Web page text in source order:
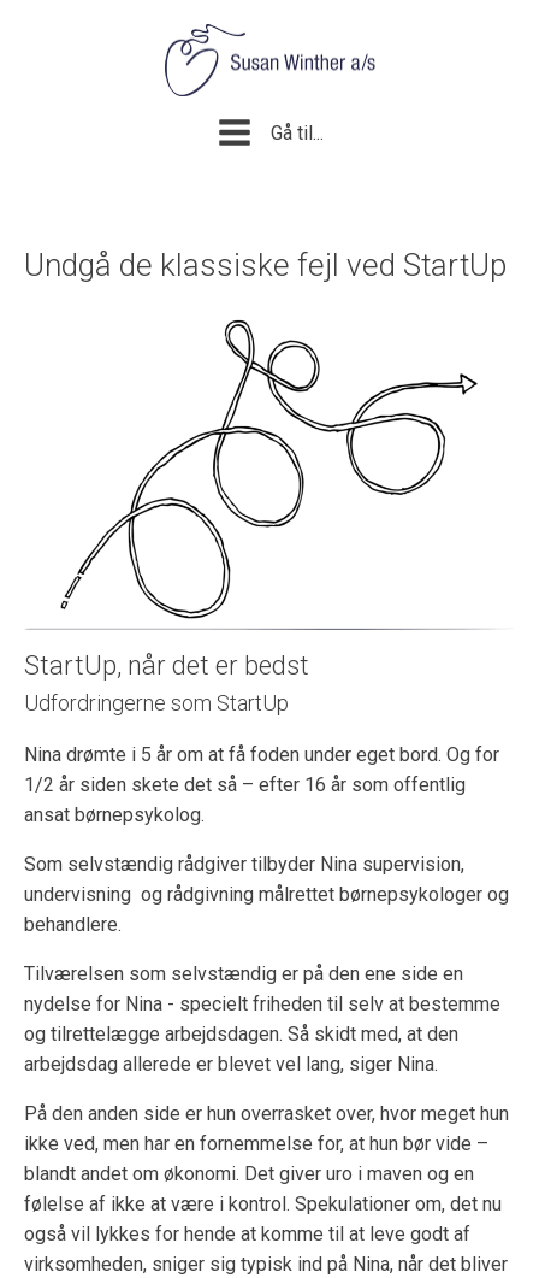
Gå til...
Undgå de klassiske fejl ved StartUp
StartUp, når det er bedst
Udfordringerne som StartUp
Nina drømte i 5 år om at få foden under eget bord. Og for
1/2 år siden skete det så – efter 16 år som offentlig
ansat børnepsykolog.
Som selvstændig rådgiver tilbyder Nina supervision,
undervisning og rådgivning målrettet børnepsykologer og
behandlere.
Tilværelsen som selvstændig er på den ene side en
nydelse for Nina - specielt friheden til selv at bestemme
og tilrettelægge arbejdsdagen. Så skidt med, at den
arbejdsdag allerede er blevet vel lang, siger Nina.
På den anden side er hun overrasket over, hvor meget hun
ikke ved, men har en fornemmelse for, at hun bør vide –
blandt andet om økonomi. Det giver uro i maven og en
følelse af ikke at være i kontrol. Spekulationer om, det nu
også vil lykkes for hende at komme til at leve godt af
virksomheden, sniger sig typisk ind på Nina, når det bliver